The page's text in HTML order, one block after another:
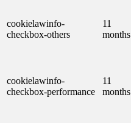
cookielawinfo-
checkbox-others
11
months
cookielawinfo-
checkbox-performance
11
months